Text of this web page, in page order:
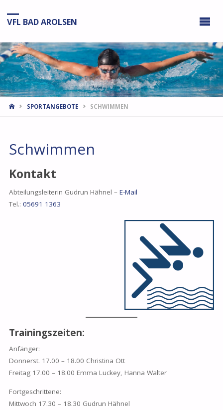
VFL BAD AROLSEN
STARTSPORTANGEBOTE SCHWIMMEN
Schwimmen
Kontakt
Abteilungsleiterin Gudrun Hähnel – E-Mail
Tel.: 05691 1363
Trainingszeiten:
Anfänger:
Donnerst. 17.00 – 18.00 Christina Ott
Freitag 17.00 – 18.00 Emma Luckey, Hanna Walter
Fortgeschrittene:
Mittwoch 17.30 – 18.30 Gudrun Hähnel